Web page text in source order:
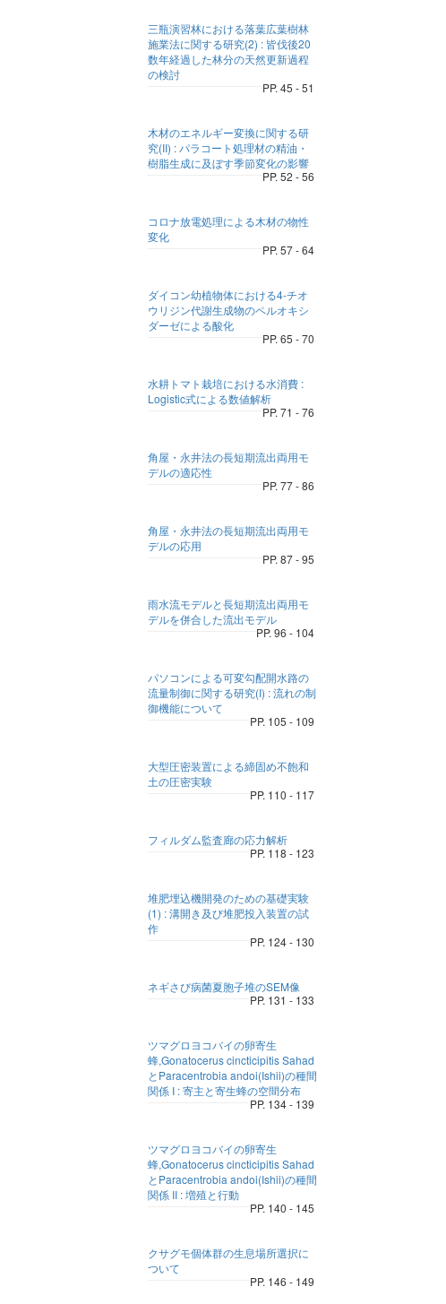
三瓶演習林における落葉広葉樹林
施業法に関する研究(2) : 皆伐後20
数年経過した林分の天然更新過程
の検討
PP. 45 - 51
木材のエネルギー変換に関する研
究(II) : パラコート処理材の精油・
樹脂生成に及ぼす季節変化の影響
PP. 52 - 56
コロナ放電処理による木材の物性
変化
PP. 57 - 64
ダイコン幼植物体における4-チオ
ウリジン代謝生成物のペルオキシ
ダーゼによる酸化
PP. 65 - 70
水耕トマト栽培における水消費 :
Logistic式による数値解析
PP. 71 - 76
角屋・永井法の長短期流出両用モ
デルの適応性
PP. 77 - 86
角屋・永井法の長短期流出両用モ
デルの応用
PP. 87 - 95
雨水流モデルと長短期流出両用モ
デルを併合した流出モデル
PP. 96 - 104
パソコンによる可変勾配開水路の
流量制御に関する研究(I) : 流れの制
御機能について
PP. 105 - 109
大型圧密装置による締固め不飽和
土の圧密実験
PP. 110 - 117
フィルダム監査廊の応力解析
PP. 118 - 123
堆肥埋込機開発のための基礎実験
(1) : 溝開き及び堆肥投入装置の試
作
PP. 124 - 130
ネギさび病菌夏胞子堆のSEM像
PP. 131 - 133
ツマグロヨコバイの卵寄生
蜂,Gonatocerus cincticipitis Sahad
とParacentrobia andoi(Ishii)の種間
関係 I : 寄主と寄生蜂の空間分布
PP. 134 - 139
ツマグロヨコバイの卵寄生
蜂,Gonatocerus cincticipitis Sahad
とParacentrobia andoi(Ishii)の種間
関係 II : 増殖と行動
PP. 140 - 145
クサグモ個体群の生息場所選択に
ついて
PP. 146 - 149